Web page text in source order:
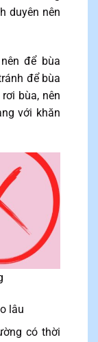
duyên nên
để bùa
để bùa
bùa, nên
với khăn
lâu
có thời